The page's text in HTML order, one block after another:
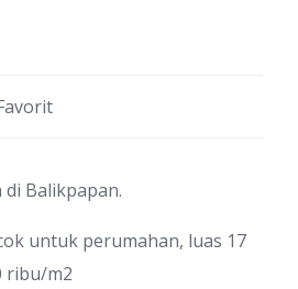
Balikpapan.
untuk perumahan, luas 17
ribu/m2